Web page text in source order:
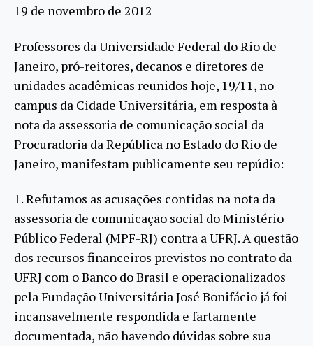
19 de novembro de 2012
Professores da Universidade Federal do Rio de
Janeiro, pró-reitores, decanos e diretores de
unidades acadêmicas reunidos hoje, 19/11, no
campus da Cidade Universitária, em resposta à
nota da assessoria de comunicação social da
Procuradoria da República no Estado do Rio de
Janeiro, manifestam publicamente seu repúdio:
1. Refutamos as acusações contidas na nota da
assessoria de comunicação social do Ministério
Público Federal (MPF-RJ) contra a UFRJ. A questão
dos recursos financeiros previstos no contrato da
UFRJ com o Banco do Brasil e operacionalizados
pela Fundação Universitária José Bonifácio já foi
incansavelmente respondida e fartamente
documentada, não havendo dúvidas sobre sua